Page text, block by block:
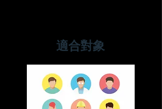
​適合對象